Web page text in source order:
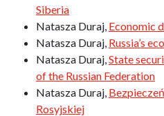
Siberia
Natasza Duraj, Economic
Natasza Duraj, Russia’s
Natasza Duraj,State
of the Russian Federation
Natasza Duraj,
Rosyjskiej